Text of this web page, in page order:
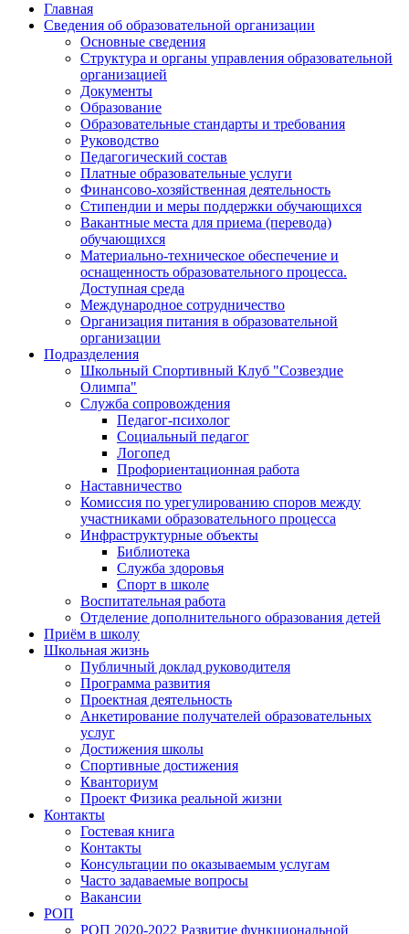
Главная
Сведения об образовательной организации
Основные сведения
Структура и органы управления образовательной
организацией
Документы
Образование
Образовательные стандарты и требования
Руководство
Педагогический состав
Платные образовательные услуги
Финансово-хозяйственная деятельность
Стипендии и меры поддержки обучающихся
Вакантные места для приема (перевода)
обучающихся
Материально-техническое обеспечение и
оснащенность образовательного процесса.
Доступная среда
Международное сотрудничество
Организация питания в образовательной
организации
Подразделения
Школьный Спортивный Клуб "Созвездие
Олимпа"
Служба сопровождения
Педагог-психолог
Социальный педагог
Логопед
Профориентационная работа
Наставничество
Комиссия по урегулированию споров между
участниками образовательного процесса
Инфраструктурные объекты
Библиотека
Служба здоровья
Спорт в школе
Воспитательная работа
Отделение дополнительного образования детей
Приём в школу
Школьная жизнь
Публичный доклад руководителя
Программа развития
Проектная деятельность
Анкетирование получателей образовательных
услуг
Достижения школы
Спортивные достижения
Кванториум
Проект Физика реальной жизни
Контакты
Гостевая книга
Контакты
Консультации по оказываемым услугам
Часто задаваемые вопросы
Вакансии
РОП
РОП 2020-2022 Развитие функциональной